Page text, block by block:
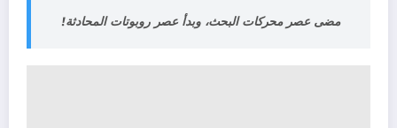
مضى عصر محركات البحث، وبدأ عصر روبوتات المحادثة!